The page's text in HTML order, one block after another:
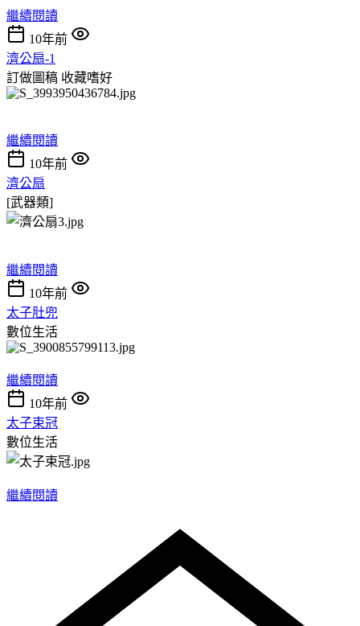
繼續閱讀
10年前
濟公扇-1
訂做圖稿 收藏嗜好
繼續閱讀
10年前
濟公扇
[武器類]
繼續閱讀
10年前
太子肚兜
數位生活
繼續閱讀
10年前
太子束冠
數位生活
繼續閱讀